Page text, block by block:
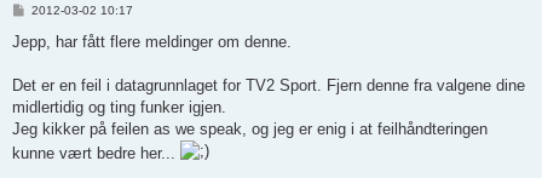
P
s
t
2012-03-02 10:17
Jepp, har fått flere meldinger om denne.
Det er en feil i datagrunnlaget for TV2 Sport. Fjern denne fra valgene dine
midlertidig og ting funker igjen.
Jeg kikker på feilen as we speak, og jeg er enig i at feilhåndteringen
kunne vært bedre her...